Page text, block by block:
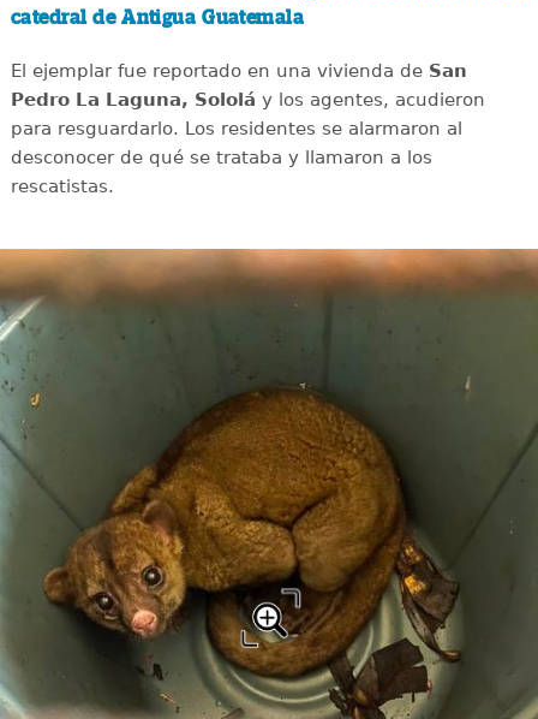
catedral de Antigua Guatemala
El ejemplar fue reportado en una vivienda deSan
Pedro La Laguna, Sololá y los agentes, acudieron
para resguardarlo. Los residentes se alarmaron al
desconocer de qué se trataba y llamaron a los
rescatistas.